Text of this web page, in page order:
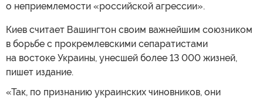
о неприемлемости «российской агрессии».
Киев считает Вашингтон своим важнейшим союзником
в борьбе с прокремлевскими сепаратистами
на востоке Украины, унесшей более 13 000 жизней,
пишет издание.
«Так, по признанию украинских чиновников, они